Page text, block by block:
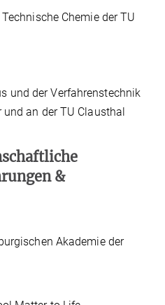
Chemie der TU
und der Verfahrenstechnik
an der TU Clausthal
&
Akademie der